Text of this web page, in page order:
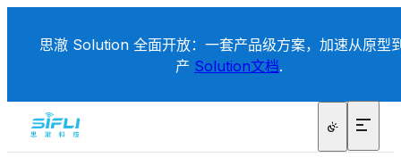
思澈 Solution 全面开放：一套产品级方案，加速从原型
产 Solution文档.